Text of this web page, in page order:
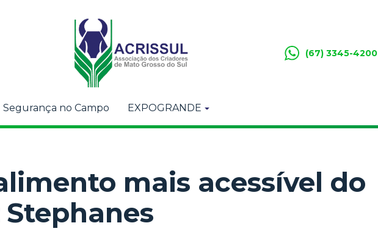
(67) 3345-4200
Segurança no Campo EXPOGRANDE
mais acessível do